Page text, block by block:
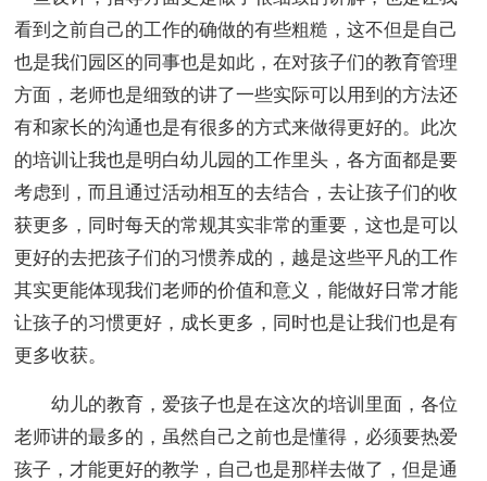
看到之前自己的工作的确做的有些粗糙，这不但是自己
也是我们园区的同事也是如此，在对孩子们的教育管理
方面，老师也是细致的讲了一些实际可以用到的方法还
有和家长的沟通也是有很多的方式来做得更好的。此次
的培训让我也是明白幼儿园的工作里头，各方面都是要
考虑到，而且通过活动相互的去结合，去让孩子们的收
获更多，同时每天的常规其实非常的重要，这也是可以
更好的去把孩子们的习惯养成的，越是这些平凡的工作
其实更能体现我们老师的价值和意义，能做好日常才能
让孩子的习惯更好，成长更多，同时也是让我们也是有
更多收获。
幼儿的教育，爱孩子也是在这次的培训里面，各位
老师讲的最多的，虽然自己之前也是懂得，必须要热爱
孩子，才能更好的教学，自己也是那样去做了，但是通